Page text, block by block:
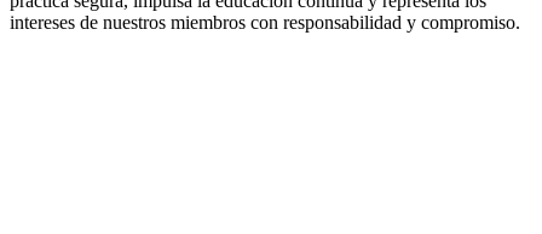
intereses de nuestros miembros con responsabilidad y compromiso.